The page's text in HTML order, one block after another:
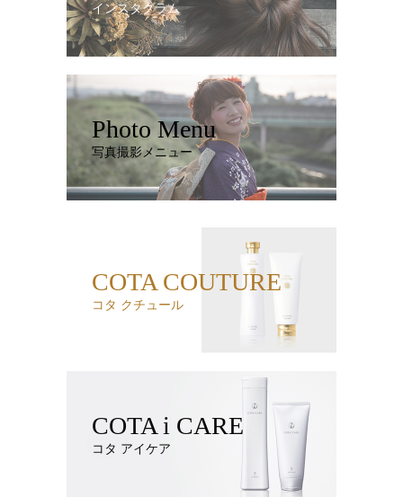
インスタグラム
Photo Menu
写真撮影メニュー
COTA COUTURE
コタ クチュール
COTA i CARE
コタ アイケア